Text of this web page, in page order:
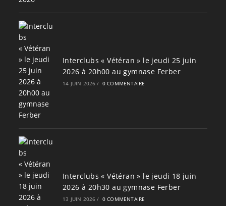
Interclubs « Vétéran » le jeudi 25 juin
2026 à 20h00 au gymnase Ferber
14 JUIN 2026 / 0 COMMENTAIRE
Interclubs « Vétéran » le jeudi 18 juin
2026 à 20h30 au gymnase Ferber
13 JUIN 2026 / 0 COMMENTAIRE